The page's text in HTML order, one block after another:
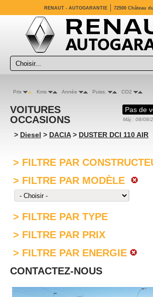
RENAUT - AUTOGARANTIE 72500 Château
Prix Kms Année Puiss. CO2
Pas de
Màj : 08/08/
VOITURES
OCCASIONS
> Diesel > DACIA> DUSTER DCI 110 AIR
> FILTRE PAR
> FILTRE PAR MODÈLE
> FILTRE PAR TYPE
> FILTRE PAR PRIX
> FILTRE PAR ENERGIE
CONTACTEZ-NOUS